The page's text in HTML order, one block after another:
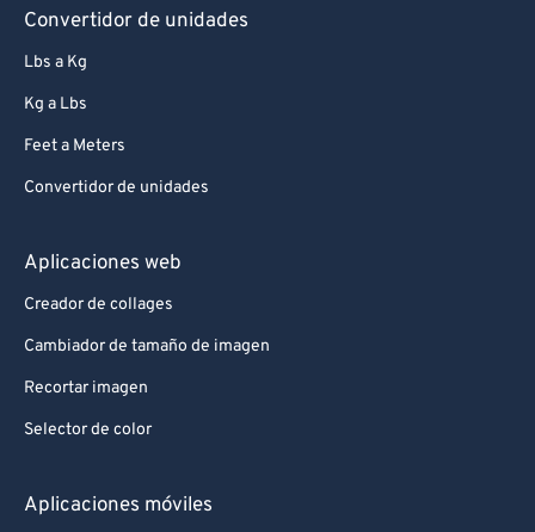
Convertidor de unidades
Lbs a Kg
Kg a Lbs
Feet a Meters
Convertidor de unidades
Aplicaciones web
Creador de collages
Cambiador de tamaño de imagen
Recortar imagen
Selector de color
Aplicaciones móviles